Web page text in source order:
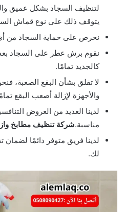
لتنظيف السجاد بشكل عميق
يتوقف ذلك على نوع قماش
نحرص على حماية السجاد من
نقوم برش عطر على السجاد
كالجديد تمامًا.
لا تقلق بشأن البقع الصعبة،
والأجهزة لإزالة أصعب البقع
لدينا العديد من العروض
مناسبة.شركة تنظيف مطابخ
لدينا فريق متوفر دائمًا
لك.